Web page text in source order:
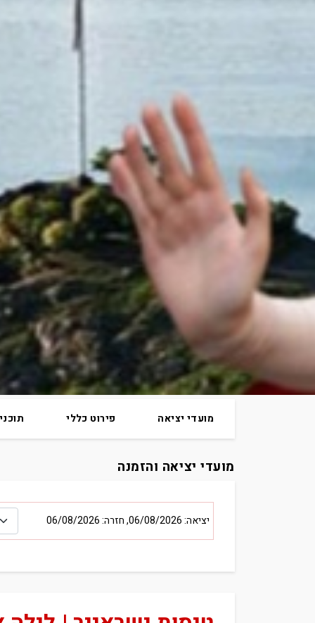
מועדי יציאה פירוט כללי
מועדי יציאה והזמנה
יציאה: 06/08/2026, חזרה: 06/08/2026